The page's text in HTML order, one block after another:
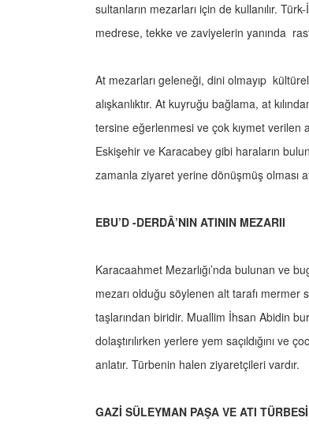
sultanların mezarları için de kullanılır.
medrese, tekke ve zaviyelerin yanında
At mezarları geleneği, dini olmayıp
alışkanlıktır. At kuyruğu bağlama, at
tersine eğerlenmesi ve çok kıymet verilen
Eskişehir ve Karacabey gibi haraların
zamanla ziyaret yerine dönüşmüş olması
EBU’D -DERDÂ’NIN ATININ MEZARII
Karacaahmet Mezarlığı’nda bulunan ve
mezarı olduğu söylenen alt tarafı
taşlarından biridir. Muallim İhsan Abidin
dolaştırılırken yerlere yem saçıldığını ve
anlatır. Türbenin halen ziyaretçileri vardır.
GAZİ SÜLEYMAN PAŞA VE ATI TÜRBESİ